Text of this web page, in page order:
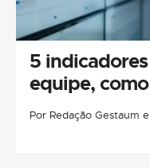
5
equipe,
Por Redação Gestaum